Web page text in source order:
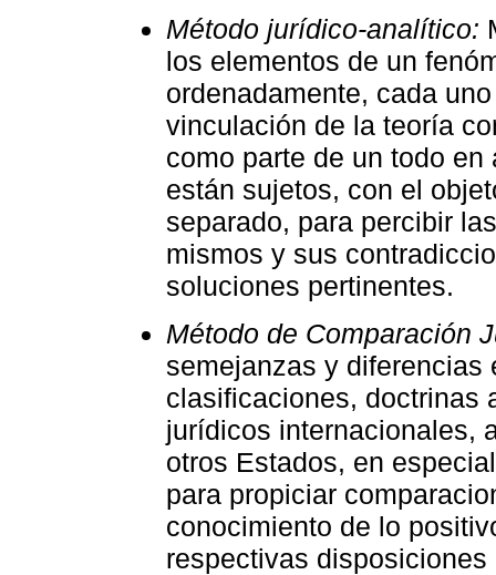
Método jurídico-analítico:
los elementos de un
ordenadamente, cada
vinculación de la teoría
como parte de un todo
están sujetos, con el
separado, para percibir
mismos y sus
soluciones pertinentes.
Método de Comparación
semejanzas y diferencias
clasificaciones, doctrinas
jurídicos internacionales,
otros Estados, en
para propiciar
conocimiento de lo
respectivas disposiciones